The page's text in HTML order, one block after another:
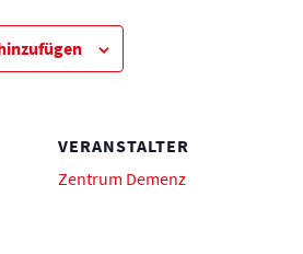
VERANSTALTER
Zentrum Demenz